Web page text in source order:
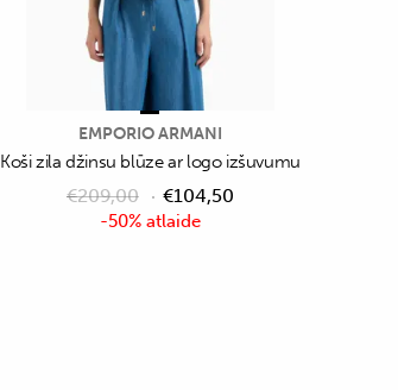
-50% atlaide
EMPORIO ARMANI
Koši zila džinsu blūze ar logo izšuvumu
€209,00 €104,50